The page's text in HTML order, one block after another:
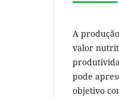
A
valor
pode
objetivo